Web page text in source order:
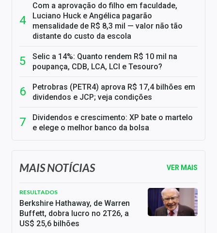
Com a aprovação do filho em faculdade,
Luciano Huck e Angélica pagarão
mensalidade de R$ 8,3 mil — valor não tão
distante do custo da escola
Selic a 14%: Quanto rendem R$ 10 mil na
poupança, CDB, LCA, LCI e Tesouro?
Petrobras (PETR4) aprova R$ 17,4 bilhões em
dividendos e JCP; veja condições
Dividendos e crescimento: XP bate o martelo
e elege o melhor banco da bolsa
MAIS NOTÍCIAS VER MAIS
RESULTADOS
Berkshire Hathaway, de Warren
Buffett, dobra lucro no 2T26, a
US$ 25,6 bilhões